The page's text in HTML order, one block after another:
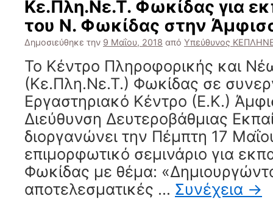
Κε.Πλη.Νε.Τ. Φωκίδας για
του Ν. Φωκίδας στην
Δημοσιεύθηκε την 9 Μαΐου, 2018 από Υπεύθυνος
Το Κέντρο Πληροφορικής και
(Κε.Πλη.Νε.Τ.) Φωκίδας σε
Εργαστηριακό Κέντρο (Ε.Κ.)
Διεύθυνση Δευτεροβάθμιας
διοργανώνει την Πέμπτη 17
επιμορφωτικό σεμινάριο για
Φωκίδας με θέμα:
αποτελεσματικές … Συνέχεια →